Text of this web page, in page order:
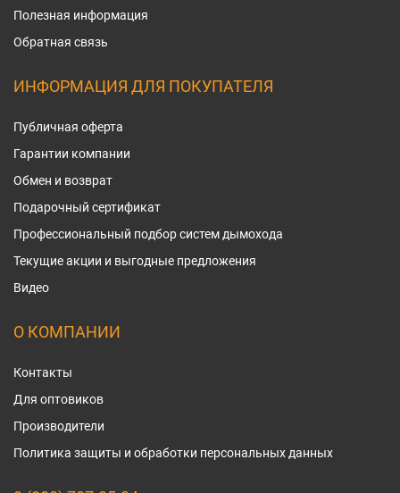
Полезная информация
Обратная связь
ИНФОРМАЦИЯ ДЛЯ ПОКУПАТЕЛЯ
Публичная оферта
Гарантии компании
Обмен и возврат
Подарочный сертификат
Профессиональный подбор систем дымохода
Текущие акции и выгодные предложения
Видео
О КОМПАНИИ
Контакты
Для оптовиков
Производители
Политика защиты и обработки персональных данных